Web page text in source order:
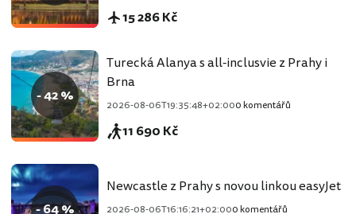
15 286 Kč
- 42 %
Turecká Alanya s all-inclusvie z Prahy i
Brna
2026-08-06T19:35:48+02:000 komentářů
11 690 Kč
- 64 %
Newcastle z Prahy s novou linkou easyJet
2026-08-06T16:16:21+02:000 komentářů